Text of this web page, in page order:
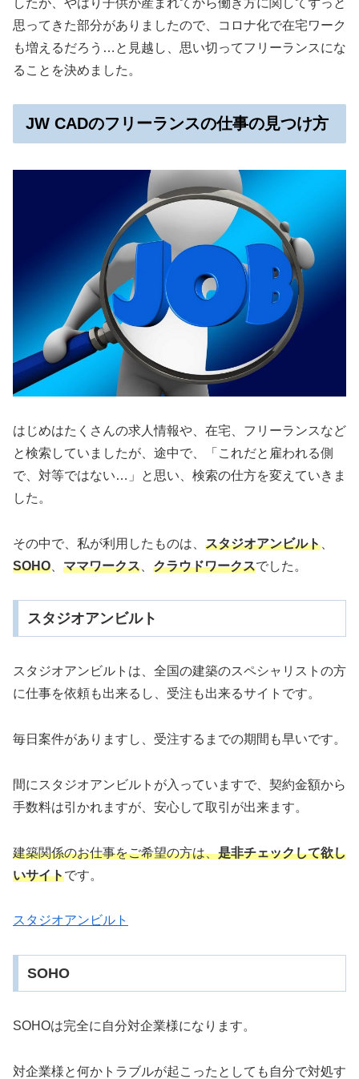
思ってきた部分がありましたので、コロナ化で在宅ワーク
も増えるだろう…と見越し、思い切ってフリーランスにな
ることを決めました。
JW CADのフリーランスの仕事の見つけ方
はじめはたくさんの求人情報や、在宅、フリーランスなど
と検索していましたが、途中で、「これだと雇われる側
で、対等ではない…」と思い、検索の仕方を変えていきま
した。
その中で、私が利用したものは、 スタジオアンビルト
SOHO
ママワークス クラウドワークスでした。
スタジオアンビルト
スタジオアンビルトは、全国の建築のスペシャリストの方
に仕事を依頼も出来るし、受注も出来るサイトです。
毎日案件がありますし、受注するまでの期間も早いです。
間にスタジオアンビルトが入っていますで、契約金額から
手数料は引かれますが、安心して取引が出来ます。
建築関係のお仕事をご希望の方は、是非チェックして欲し
いサイトです。
スタジオアンビルト
SOHO
SOHOは完全に自分対企業様になります。
対企業様と何かトラブルが起こったとしても自分で対処す